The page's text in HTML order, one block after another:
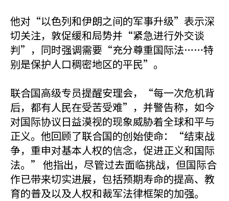
他对“以色列和伊朗之间的军事升级”表示深
切关注，敦促缓和局势并“紧急进行外交谈
判”，同时强调需要“充分尊重国际法……特
别是保护人口稠密地区的平民”。
联合国高级专员提醒安理会，“每一次危机背
后，都有人民在受苦受难”，并警告称，如今
对国际协议日益漠视的现象威胁着全球和平与
正义。他回顾了联合国的创始使命：“结束战
争，重申对基本人权的信念，促进正义和国际
法。” 他指出，尽管过去面临挑战，但国际合
作已带来切实进展，包括预期寿命的提高、教
育的普及以及人权和裁军法律框架的加强。